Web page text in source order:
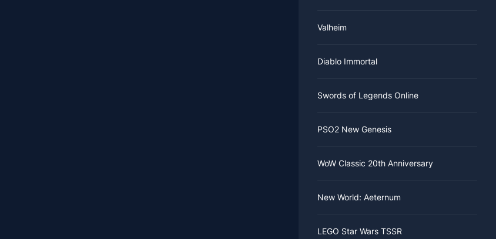
Valheim
Diablo Immortal
Swords of Legends Online
PSO2 New Genesis
WoW Classic 20th Anniversary
New World: Aeternum
LEGO Star Wars TSSR